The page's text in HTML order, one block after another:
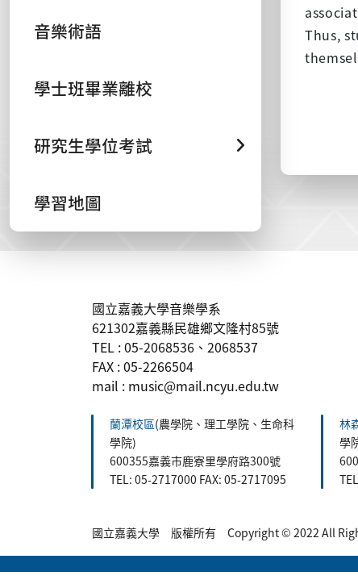
音樂術語
學士班畢業離校
研究生學位考試
學習地圖
Thus,
國立嘉義大學音樂學系
621302嘉義縣民雄鄉文隆村85號
TEL : 05-2068536、2068537
FAX : 05-2266504
mail : music@mail.ncyu.edu.tw
蘭潭校區(農學院、理工學院、生命科
學院)
600355嘉義市鹿寮里學府路300號
TEL: 05-2717000 FAX: 05-2717095
林
學
國立嘉義大學 版權所有 Copyright © 2022 All